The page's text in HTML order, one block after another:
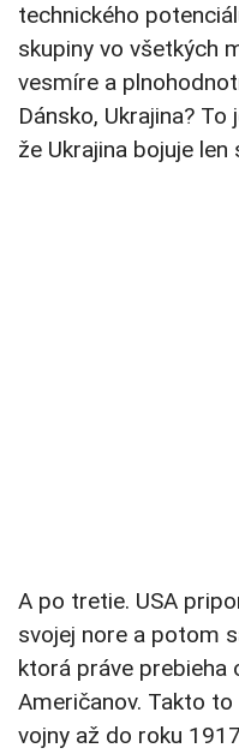
technického
skupiny vo všetkých
vesmíre a
Dánsko, Ukrajina?
že Ukrajina bojuje
A po tretie. USA
svojej nore a potom
ktorá práve prebieha
Američanov. Takto
vojny až do roku